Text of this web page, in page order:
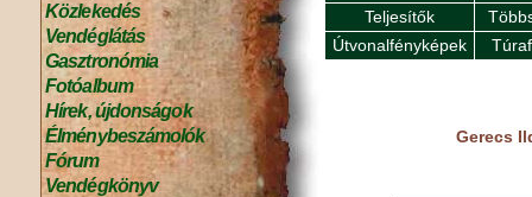
Közlekedés
Vendéglátás
Gasztronómia
Fotóalbum
Hírek, újdonságok
Élménybeszámolók
Fórum
Vendégkönyv
Teljesítők
Útvonalfényképek
Gerecs